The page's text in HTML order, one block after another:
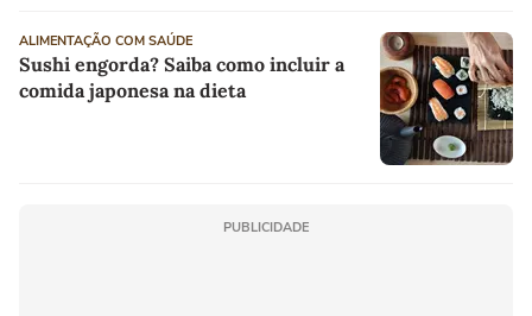
ALIMENTAÇÃO COM SAÚDE
Sushi engorda? Saiba como incluir a
comida japonesa na dieta
PUBLICIDADE